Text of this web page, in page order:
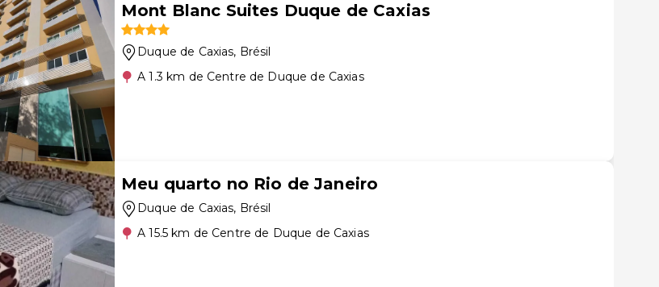
Mont Blanc Suites Duque de Caxias
Duque de Caxias, Brésil
A 1.3 km de Centre de Duque de Caxias
Meu quarto no Rio de Janeiro
Duque de Caxias, Brésil
A 15.5 km de Centre de Duque de Caxias